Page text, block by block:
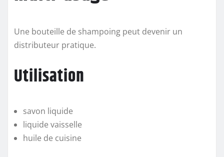
Une bouteille de shampoing peut devenir un
distributeur pratique.
Utilisation
savon liquide
liquide vaisselle
huile de cuisine